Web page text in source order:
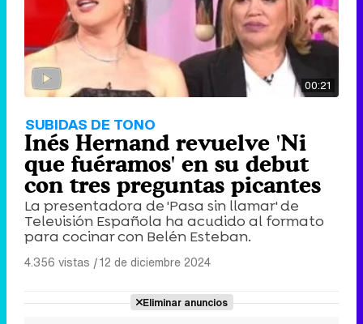
00:21
SUBIDAS DE TONO
Inés Hernand revuelve 'Ni
que fuéramos' en su debut
con tres preguntas picantes
La presentadora de 'Pasa sin llamar' de
Televisión Española ha acudido al formato
para cocinar con Belén Esteban.
4.356 vistas |12 de diciembre 2024
Eliminar anuncios